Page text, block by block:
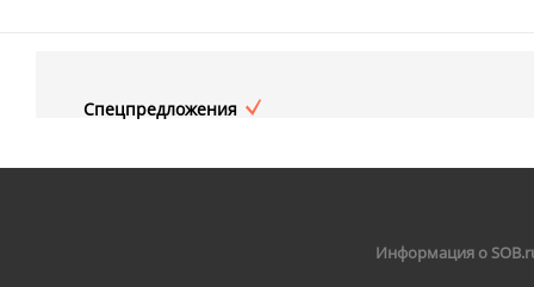
Спецпредложения
Информация о